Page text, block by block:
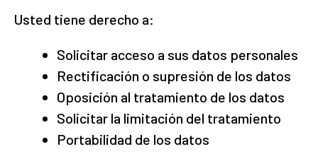
Usted tiene derecho a:
Solicitar acceso a sus datos personales
Rectificación o supresión de los datos
Oposición al tratamiento de los datos
Solicitar la limitación del tratamiento
Portabilidad de los datos